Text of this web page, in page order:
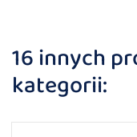
16 innych
kategorii: